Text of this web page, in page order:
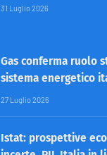
31 Luglio 2026
Gas conferma ruolo
sistema energetico
27 Luglio 2026
Istat: prospettive